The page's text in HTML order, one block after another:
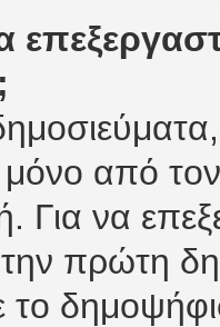
από
Για να
πρώτη